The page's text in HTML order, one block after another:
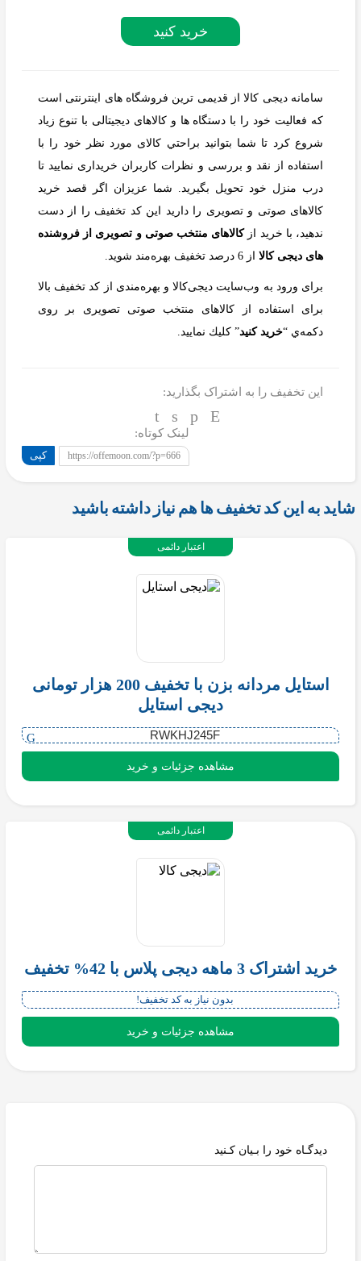
خرید کنید
سامانه ديجی كالا از قديمی ترين فروشگاه های اينترنتی است
كه فعاليت خود را با دستگاه ها و كالاهای ديجيتالی با تنوع زياد
شروع كرد تا شما بتوانيد براحتي كالای مورد نظر خود را با
استفاده از نقد و بررسی و نظرات كاربران خريداری نماييد تا
درب منزل خود تحويل بگيريد. شما عزیزان اگر قصد خرید
کالاهای صوتی و تصویری را دارید این کد تخفیف را از دست
ندهید، با خرید ازکالاهای منتخب صوتی و تصویری از فروشنده
های دیجی کالا از 6 درصد تخفیف بهره‌مند شوید.
برای ورود به وب‌سایت دیجی‌کالا و بهره‌مندی از کد تخفیف بالا
برای استفاده از کالاهای منتخب صوتی تصویری بر روی
دکمه‌ي “خريد كنيد” كليك نماييد.
این تخفیف را به اشتراک بگذارید:
لینک کوتاه:
https://offemoon.com/?p=666 کپی
شاید به این کد تخفیف ها هم نیاز داشته باشید
استایل مردانه بزن با تخفیف 200 هزار تومانی
دیجی استایل
RWKHJ245F
مشاهده جزئیات و خرید
اعتبار دائمی
خرید اشتراک 3 ماهه دیجی پلاس با 42% تخفیف
بدون نیاز به کد تخفیف!
مشاهده جزئیات و خرید
اعتبار دائمی
دیدگـاه خود را بـیان کـنید